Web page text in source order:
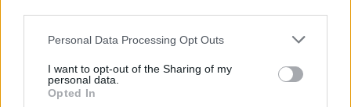
Personal Data Processing Opt Outs
I want to opt-out of the Sharing of my
personal data.
Opted In
tu dla Ciebie!
Każdego dnia publikujemy najważniejsze
Jednak bez Twojej pomocy sprostanie temu
zadaniu będzie coraz trudniejsze.